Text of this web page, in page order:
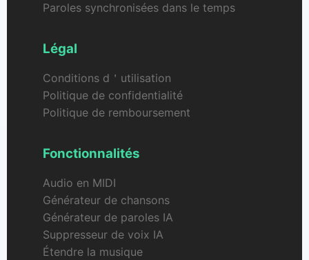
Paroles synchronisées dans le temps
Légal
Conditions d＇utilisation
Politique de confidentialité
Politique de remboursement
Fonctionnalités
Audio en MIDI
Générateur de chansons
Générateur de paroles IA
Suppresseur de voix IA
Étendre la musique